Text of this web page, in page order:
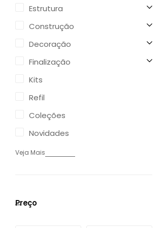
Estrutura
Construção
Decoração
Finalização
Kits
Refil
Coleções
Novidades
Veja Mais
Preço